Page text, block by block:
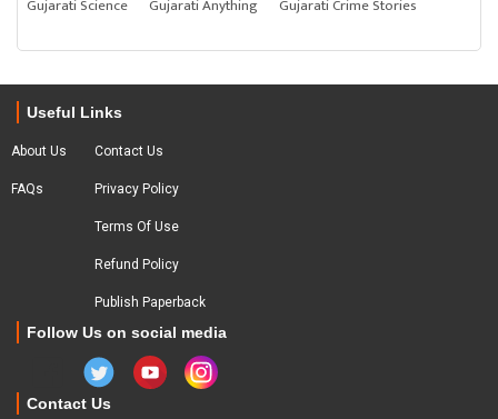
Gujarati Science
Gujarati Anything Gujarati Crime Stories
Useful Links
About Us
FAQs
Contact Us
Privacy Policy
Terms Of Use
Refund Policy
Publish Paperback
Follow Us on social media
Contact Us